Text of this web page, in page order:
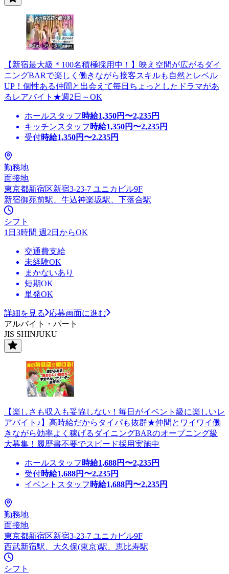
【新宿最大級＊100名積極採用中！】映え空間が広がるダイ
ニングBARで楽しく働きながら接客スキルも自然とレベル
UP！個性ある仲間と出会えて毎日ちょっとしたドラマがあ
るレアバイト★週2日～OK
ホールスタッフ 時給1,350円〜2,235円
キッチンスタッフ 時給1,350円〜2,235円
受付時給1,350円〜2,235円
勤務地
面接地
東京都新宿区新宿3-23-7 ユニカビル9F
新宿御苑前駅、牛込神楽坂駅、下落合駅
シフト
1日3時間 週2日からOK
交通費支給
未経験OK
まかないあり
短期OK
単発OK
詳細を見る
応募画面に進む
アルバイト・パート
JIS SHINJUKU
【楽しさも収入も妥協しない！毎日がイベント級に楽しいレ
アバイト♪】高時給だからタイパも抜群★仲間とワイワイ働
きながら効率よく稼げるダイニングBARのオープニング級
大募集！履歴書不要でスピード採用実施中
ホールスタッフ 時給1,688円〜2,235円
受付時給1,688円〜2,235円
イベントスタッフ 時給1,688円〜2,235円
勤務地
面接地
東京都新宿区新宿3-23-7 ユニカビル9F
西武新宿駅、大久保(東京)駅、恵比寿駅
シフト